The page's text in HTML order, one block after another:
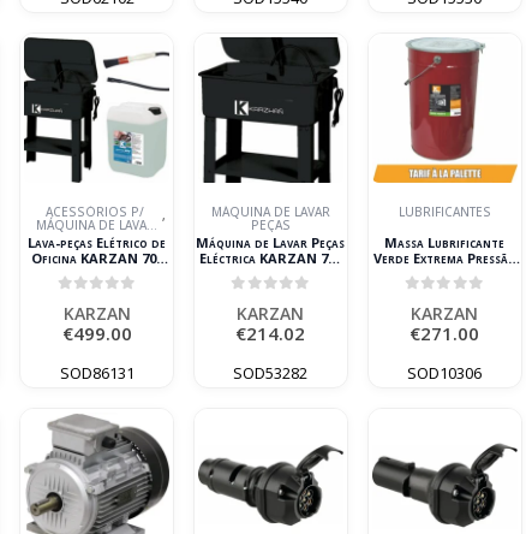
ACESSÓRIOS P/
MÁQUINA DE LAVAR
PEÇAS
,
Lava-peças Elétrico de
Oficina KARZAN 70L
230V com Detergentes
MEKATOP MAX e
Pincel
KARZAN
€499.00
SOD86131
MÁQUINA DE LAVAR
PEÇAS
Máquina de Lavar Peças
Eléctrica KARZAN 70L
230V
KARZAN
€214.02
SOD53282
LUBRIFICANTES
Massa Lubrificante
Verde Extrema Pressão
KARZAN Balde de 25kg
KARZAN
€271.00
SOD10306